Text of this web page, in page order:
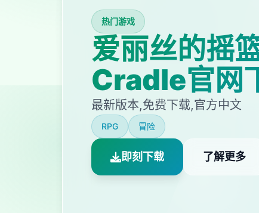
热门游戏
爱丽丝的摇
Cradle官网
最新版本,免费下载,官方中文
RPG 冒险
即刻下载 了解更多